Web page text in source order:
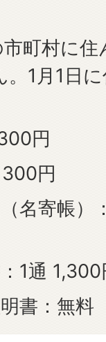
町村に
1月1日
円
円
名寄帳）
1通 1,300
書：無料